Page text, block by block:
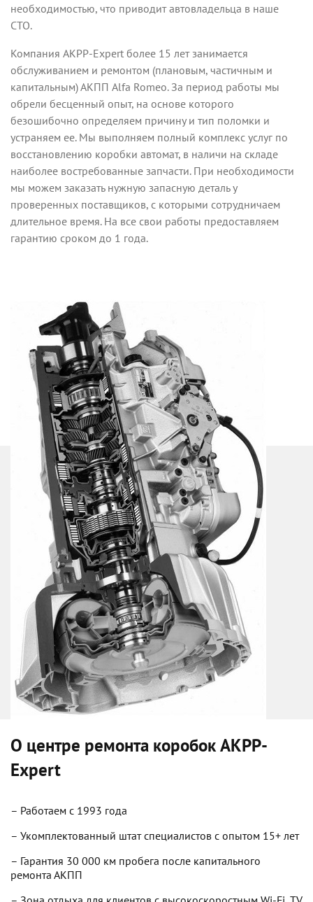
необходимостью, что приводит автовладельца в наше
СТО.
Компания AKPP-Expert более 15 лет занимается
обслуживанием и ремонтом (плановым, частичным и
капитальным) АКПП Alfa Romeo. За период работы мы
обрели бесценный опыт, на основе которого
безошибочно определяем причину и тип поломки и
устраняем ее. Мы выполняем полный комплекс услуг по
восстановлению коробки автомат, в наличи на складе
наиболее востребованные запчасти. При необходимости
мы можем заказать нужную запасную деталь у
проверенных поставщиков, с которыми сотрудничаем
длительное время. На все свои работы предоставляем
гарантию сроком до 1 года.
О центре ремонта коробокAKPP-
Expert
– Работаем с 1993 года
– Укомплектованный штат специалистов с опытом 15+ лет
– Гарантия 30 000 км пробега после капитального
ремонта АКПП